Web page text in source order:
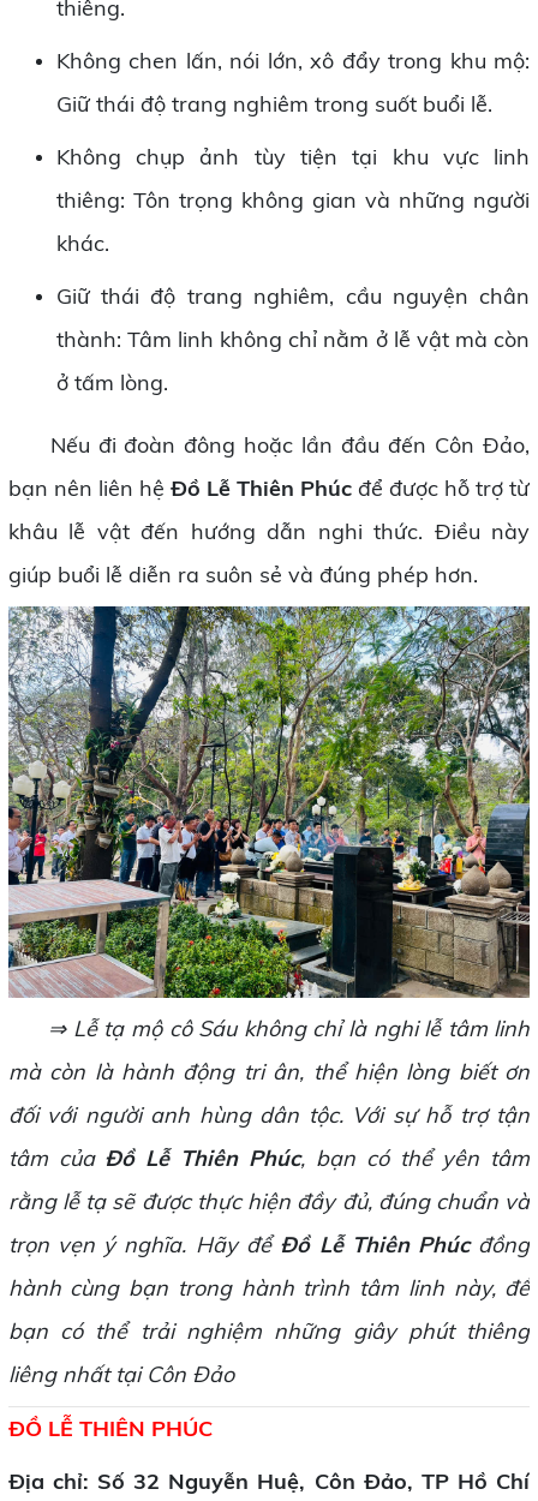
thiêng.
Không chen lấn, nói lớn, xô đẩy trong khu mộ:
Giữ thái độ trang nghiêm trong suốt buổi lễ.
Không chụp ảnh tùy tiện tại khu vực linh
thiêng: Tôn trọng không gian và những người
khác.
Giữ thái độ trang nghiêm, cầu nguyện chân
thành: Tâm linh không chỉ nằm ở lễ vật mà còn
ở tấm lòng.
Nếu đi đoàn đông hoặc lần đầu đến Côn Đảo,
bạn nên liên hệ Đồ Lễ Thiên Phúc để được hỗ trợ từ
khâu lễ vật đến hướng dẫn nghi thức. Điều này
giúp buổi lễ diễn ra suôn sẻ và đúng phép hơn.
⇒ Lễ tạ mộ cô Sáu không chỉ là nghi lễ tâm linh
mà còn là hành động tri ân, thể hiện lòng biết ơn
đối với người anh hùng dân tộc. Với sự hỗ trợ tận
tâm của Đồ Lễ Thiên Phúc, bạn có thể yên tâm
rằng lễ tạ sẽ được thực hiện đầy đủ, đúng chuẩn và
trọn vẹn ý nghĩa. Hãy để Đồ Lễ Thiên Phúcđồng
hành cùng bạn trong hành trình tâm linh này, để
bạn có thể trải nghiệm những giây phút thiêng
liêng nhất tại Côn Đảo
ĐỒ LỄ THIÊN PHÚC
Địa chỉ: Số 32 Nguyễn Huệ, Côn Đảo, TP Hồ Chí